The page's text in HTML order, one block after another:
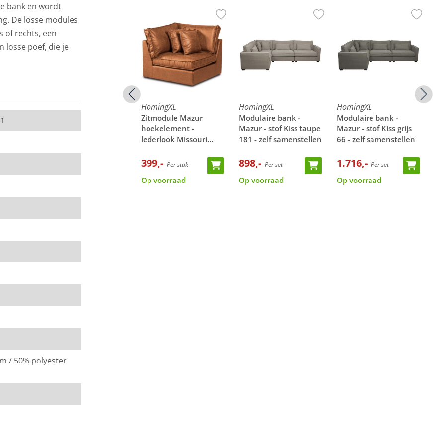
bank en wordt
De losse modules
of rechts, een
losse poef, die je
andere
de werkelijkheid.
stukje van de
met een
of rechts en het
Het hoekelement
van de poef is
van schuivende
de onderkant
Zo kunnen de
je altijd van de
10 autominuten
/ 50% polyester
HomingXL
Zitmodule Mazur
hoekelement -
lederlook Missouri
399,- Per stuk
Op voorraad
HomingXL
Modulaire bank -
Mazur - stof Kiss taupe
181 - zelf samenstellen
898,- Per set
Op voorraad
HomingXL
Modulaire bank -
Mazur - stof Kiss grijs
66 - zelf samenstellen
1.716,- Per set
Op voorraad